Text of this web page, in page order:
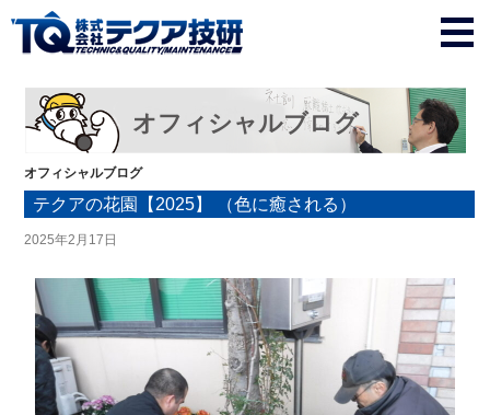
オフィシャルブログ
オフィシャルブログ
テクアの花園【2025】 （色に癒される）
2025年2月17日